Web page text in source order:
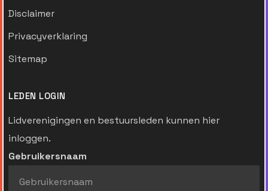
Disclaimer
Privacyverklaring
Sitemap
LEDEN LOGIN
Lidverenigingen en bestuursleden kunnen hier
inloggen.
Gebruikersnaam